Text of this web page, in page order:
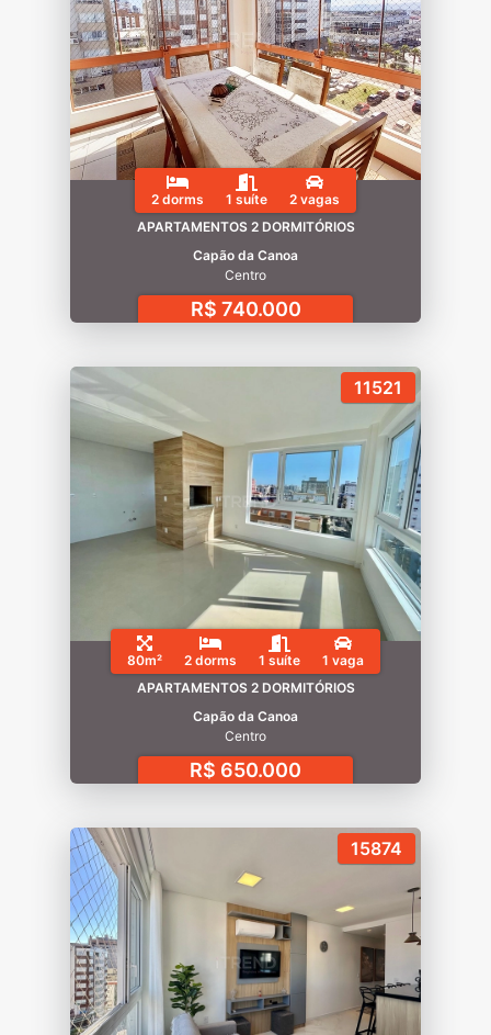
2 dorms 1 suíte
2 vagas
APARTAMENTOS 2 DORMITÓRIOS
Capão da Canoa
Centro
R$ 740.000
11521
80m² 2 dorms 1 suíte
1 vaga
APARTAMENTOS 2 DORMITÓRIOS
Capão da Canoa
Centro
R$ 650.000
15874